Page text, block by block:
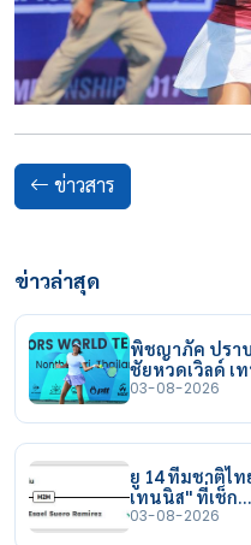
ข่าวสาร
ข่าวล่าสุด
พิชญาภัค ปรา
ชัยหวดเวิลด์ เท
03-08-2026
ยู 14 ทีมชาติไท
เทนนิส" ที่เช็ก…
03-08-2026